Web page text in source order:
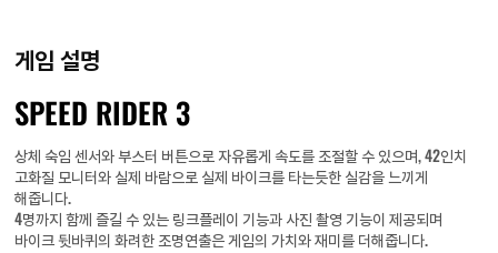
게임 설명
SPEED RIDER 3
상체 숙임 센서와 부스터 버튼으로 자유롭게 속도를 조절할 수 있으며, 42인치
고화질 모니터와 실제 바람으로 실제 바이크를 타는듯한 실감을 느끼게
해줍니다.
4명까지 함께 즐길 수 있는 링크플레이 기능과 사진 촬영 기능이 제공되며
바이크 뒷바퀴의 화려한 조명연출은 게임의 가치와 재미를 더해줍니다.